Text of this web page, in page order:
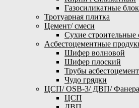
Газосиликатные
Тротуарная плитка
Цемент/ смеси
Сухие строительные
Асбестоцементные
Шифер волновой
Шифер плоский
Трубы
Чудо грядки
ЦСП/ OSB-3/ ДВП/ Фанера
ЦСП